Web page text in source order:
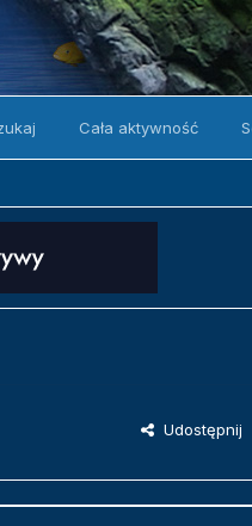
Cała aktywność
Udostępnij